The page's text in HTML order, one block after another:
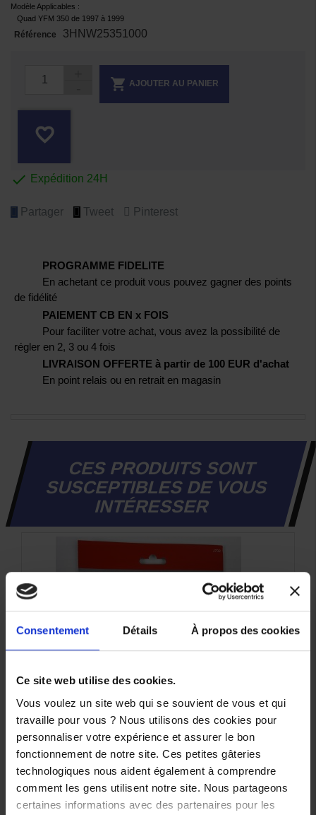
Consentement Détails À propos des cookies
Ce site web utilise des cookies.
Vous voulez un site web qui se souvient de vous et qui
travaille pour vous ? Nous utilisons des cookies pour
personnaliser votre expérience et assurer le bon
fonctionnement de notre site. Ces petites gâteries
technologiques nous aident également à comprendre
comment les gens utilisent notre site. Nous partageons
certaines informations avec des partenaires pour les
Modèle Applicables :
Quad YFM 350 de 1997 à 1999
Référence 3HNW25351000
 AJOUTER AU PANIER
favorite_border
 Expédition 24H
Partager Tweet Pinterest
PROGRAMME FIDELITE
En achetant ce produit vous pouvez gagner des points
de fidélité
PAIEMENT CB EN x FOIS
Pour faciliter votre achat, vous avez la possibilité de
régler en 2, 3 ou 4 fois
LIVRAISON OFFERTE à partir de 100 EUR d'achat
En point relais ou en retrait en magasin
CES PRODUITS SONT
SUSCEPTIBLES DE VOUS
INTÉRESSER
Plaquettes de frein YAMAHA origine Arriere
B6HF58050000